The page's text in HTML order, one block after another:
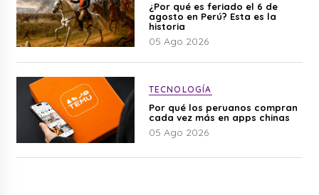
¿Por qué es feriado el 6 de
agosto en Perú? Esta es la
historia
05 Ago 2026
TECNOLOGÍA
Por qué los peruanos compran
cada vez más en apps chinas
05 Ago 2026